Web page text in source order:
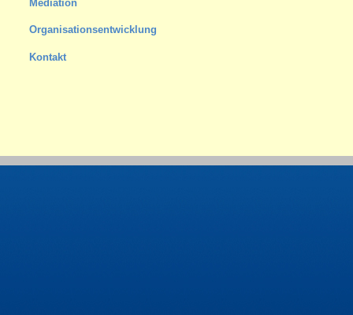
Mediation
Organisationsentwicklung
Kontakt